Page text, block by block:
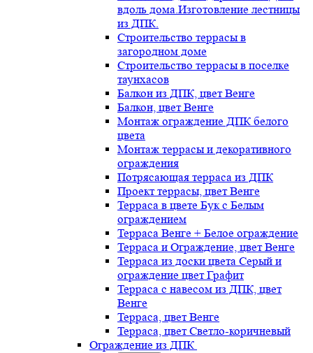
вдоль дома.Изготовление лестницы
из ДПК.
Строительство террасы в
загородном доме
Строительство террасы в поселке
таунхасов
Балкон из ДПК, цвет Венге
Балкон, цвет Венге
Монтаж ограждение ДПК белого
цвета
Монтаж террасы и декоративного
ограждения
Потрясающая терраса из ДПК
Проект террасы, цвет Венге
Терраса в цвете Бук с Белым
ограждением
Терраса Венге + Белое ограждение
Терраса и Ограждение, цвет Венге
Терраса из доски цвета Серый и
ограждение цвет Графит
Терраса с навесом из ДПК, цвет
Венге
Терраса, цвет Венге
Терраса, цвет Светло-коричневый
Ограждение из ДПК